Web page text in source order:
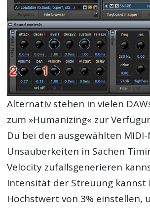
Alternativ stehen in vielen
zum »Humanizing« zur
Du bei den ausgewählten
Unsauberkeiten in Sachen
Velocity zufallsgenerieren
Intensität der Streuung kannst
Höchstwert von 3% einstellen,